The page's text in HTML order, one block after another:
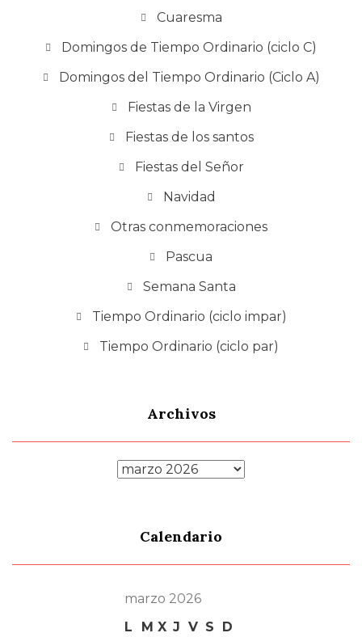
Cuaresma
Domingos de Tiempo Ordinario (ciclo C)
Domingos del Tiempo Ordinario (Ciclo A)
Fiestas de la Virgen
Fiestas de los santos
Fiestas del Señor
Navidad
Otras conmemoraciones
Pascua
Semana Santa
Tiempo Ordinario (ciclo impar)
Tiempo Ordinario (ciclo par)
Archivos
Archivos
Calendario
marzo 2026
L
M X J V S D